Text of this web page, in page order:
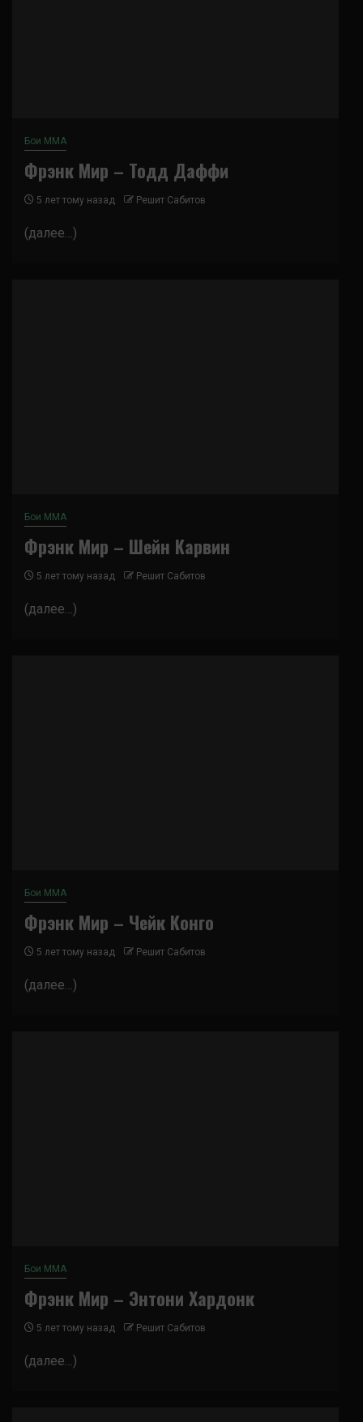
Бои ММА
Фрэнк Мир – Тодд Даффи
5 лет тому назад Решит Сабитов
(далее…)
Бои ММА
Фрэнк Мир – Шейн Карвин
5 лет тому назад Решит Сабитов
(далее…)
Бои ММА
Фрэнк Мир – Чейк Конго
5 лет тому назад Решит Сабитов
(далее…)
Бои ММА
Фрэнк Мир – Энтони Хардонк
5 лет тому назад Решит Сабитов
(далее…)